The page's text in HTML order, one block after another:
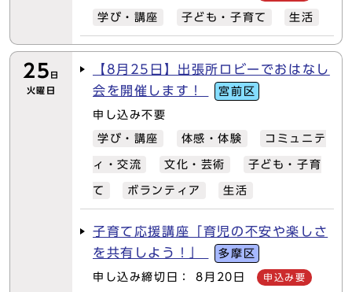
学び・講座 子ども・子育て 生活
25 日
火曜日
【8月25日】出張所ロビーでおはなし
会を開催します！
宮前区
申し込み不要
学び・講座 体感・体験 コミュニテ
ィ・交流 文化・芸術 子ども・子育
て ボランティア 生活
子育て応援講座「育児の不安や楽しさ
を共有しよう！」
多摩区
申し込み締切日： 8月20日 申込み要